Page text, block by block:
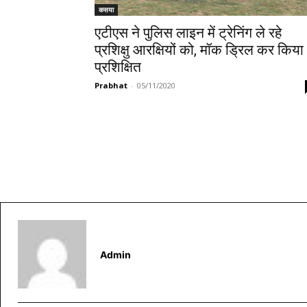
कसया
एटीएस ने पुलिस लाइन में ट्रेनिंग ले रहे
प्रशिक्षु आरक्षियों को, मॉक ड्रिल कर किया
प्रशिक्षित
Prabhat - 05/11/2020
Admin